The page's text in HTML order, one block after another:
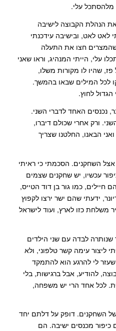
מלהסתכל עלי.
הנהלת הקבוצה לישיבה
לאט לאט, ובישיבה עידכנתי
חצו את התעלה
עלי, הייתי המנהיג, וראו שאני
שהיו לו מקורות משלו,
לכל המילים שבאו בהמשך.
לחוץ.
נכנסים האחד לדברי השני.
ורק אחרי שכולם דיברו,
הבאנו, החלטנו שצריך
השחקנים. הסכמתי כי ראיתי
עכשיו, יש שחקנים שצמים
חיילים, כמו גור בן דוד הטייס,
ידעתי שהם ישר ירצו לקפוץ
משלחת כזו לארץ, ועוד לישראל
לבדה עם שני הילדים
ליצור עימה קשר טלפוני, ולא
לי להרגע הוא להתמקד
להודיע, אבל ברגישות, בלי
לכל אחד הרי יש משפחה,
השחקנים. דופק על דלתם יחד
כיפור מכנסים ישיבה. הם